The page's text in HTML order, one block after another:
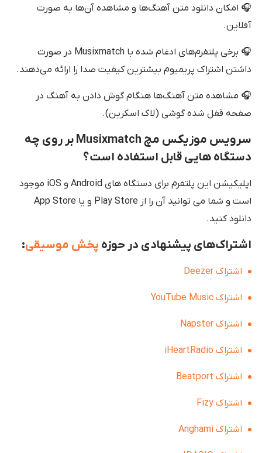
🎧 امکان دانلود متن آهنگ‌ها و مشاهده آن‌ها به صورت
آفلاین.
🎧 برخی پلتفرم‌های ادغام شده با Musixmatch در صورت
داشتن اشتراک پریمیوم بیشترین کیفیت صدا را ارائه می‌دهند.
🎧 مشاهده متن آهنگ‌ها هنگام گوش دادن به آهنگ در
صفحه قفل شده گوشی (لاک اسکرین).
سرویس موزیکس مچ Musixmatch بر روی چه
دستگاه هایی قابل استفاده است؟
اپلیکیشن این پلتفرم برای دستگاه های Android و iOS موجود
است و شما می توانید آن را از Play Store و یا App Store
دانلود کنید.
اشتراک‌های پیشنهادی در حوزه پخش موسیقی:
اشتراک Deezer
اشتراک YouTube Music
اشتراک Napster
اشتراک iHeartRadio
اشتراک Beatport
اشتراک Fizy
اشتراک Anghami